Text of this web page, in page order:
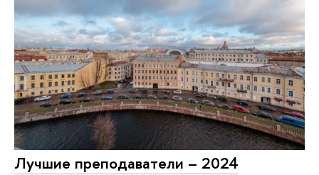
Лучшие преподаватели – 2024